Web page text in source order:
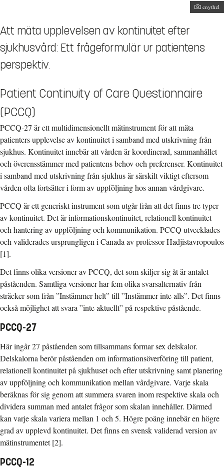
Fotograf:
cnythzl
Att mäta upplevelsen av kontinuitet efter
sjukhusvård: Ett frågeformulär ur patientens
perspektiv.
Patient Continuity of Care Questionnaire
(PCCQ)
PCCQ-27 är ett multidimensionellt mätinstrument för att mäta
patienters upplevelse av kontinuitet i samband med utskrivning från
sjukhus. Kontinuitet innebär att vården är koordinerad, sammanhållet
och överensstämmer med patientens behov och preferenser. Kontinuitet
i samband med utskrivning från sjukhus är särskilt viktigt eftersom
vården ofta fortsätter i form av uppföljning hos annan vårdgivare.
PCCQ är ett generiskt instrument som utgår från att det finns tre typer
av kontinuitet. Det är informationskontinuitet, relationell kontinuitet
och hantering av uppföljning och kommunikation. PCCQ utvecklades
och validerades ursprungligen i Canada av professor Hadjistavropoulos
[1].
Det finns olika versioner av PCCQ, det som skiljer sig åt är antalet
påståenden. Samtliga versioner har fem olika svarsalternativ från
sträcker som från ”Instämmer helt” till ”Instämmer inte alls”. Det finns
också möjlighet att svara ”inte aktuellt” på respektive påstående.
PCCQ-27
Här ingår 27 påståenden som tillsammans formar sex delskalor.
Delskalorna berör påståenden om informationsöverföring till patient,
relationell kontinuitet på sjukhuset och efter utskrivning samt planering
av uppföljning och kommunikation mellan vårdgivare. Varje skala
beräknas för sig genom att summera svaren inom respektive skala och
dividera summan med antalet frågor som skalan innehåller. Därmed
kan varje skala variera mellan 1 och 5. Högre poäng innebär en högre
grad av upplevd kontinuitet. Det finns en svensk validerad version av
mätinstrumentet [2].
PCCQ-12